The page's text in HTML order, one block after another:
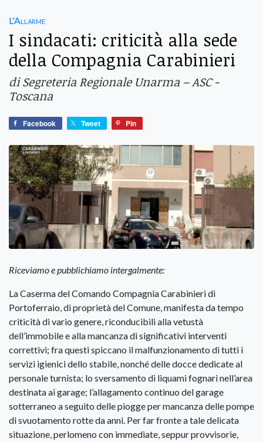
L'Allarme
I sindacati: criticità alla sede
della Compagnia Carabinieri
di Segreteria Regionale Unarma – ASC -
Toscana
Facebook Tweet Pin
Riceviamo e pubblichiamo intergalmente:
La Caserma del Comando Compagnia Carabinieri di
Portoferraio, di proprietà del Comune, manifesta da tempo
criticità di vario genere, riconducibili alla vetustà
dell’immobile e alla mancanza di significativi interventi
correttivi; fra questi spiccano il malfunzionamento di tutti i
servizi igienici dello stabile, nonché delle docce dedicate al
personale turnista; lo sversamento di liquami fognari nell’area
destinata ai garage; l’allagamento continuo del garage
sotterraneo a seguito delle piogge per mancanza delle pompe
di svuotamento rotte da anni. Per far fronte a tale delicata
situazione, perlomeno con immediate, seppur provvisorie,